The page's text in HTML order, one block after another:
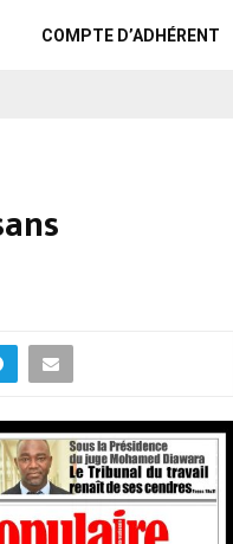
COMPTE D’ADHÉRENT